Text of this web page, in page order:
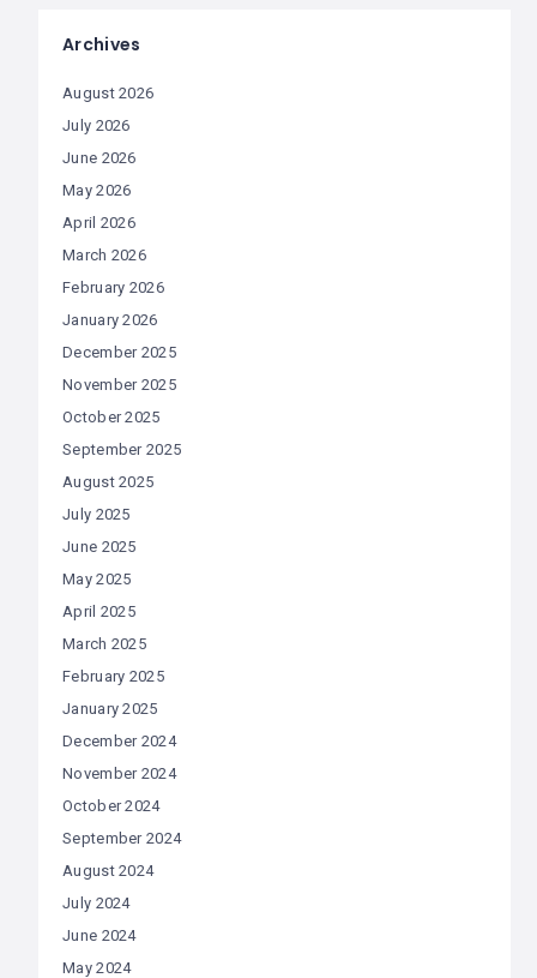
Archives
August 2026
July 2026
June 2026
May 2026
April 2026
March 2026
February 2026
January 2026
December 2025
November 2025
October 2025
September 2025
August 2025
July 2025
June 2025
May 2025
April 2025
March 2025
February 2025
January 2025
December 2024
November 2024
October 2024
September 2024
August 2024
July 2024
June 2024
May 2024